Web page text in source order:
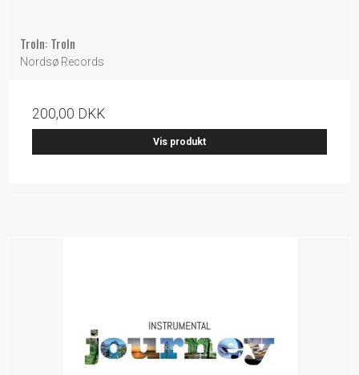
Troln: Troln
Nordsø Records
200,00 DKK
Vis produkt